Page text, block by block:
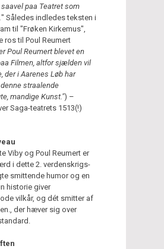
paa Teatret som
" Således indledes teksten i
til "Frøken Kirkemus",
ros til Poul Reumert
Poul Reumert blevet en
Filmen, altfor sjælden vil
der i Aarenes Løb har
straalende
mandige Kunst.") –
Saga-teatrets 1513(!)
Viby og Poul Reumert er
i dette 2. verdenskrigs-
smittende humor og en
historie giver
vilkår, og dét smitter af
der hæver sig over